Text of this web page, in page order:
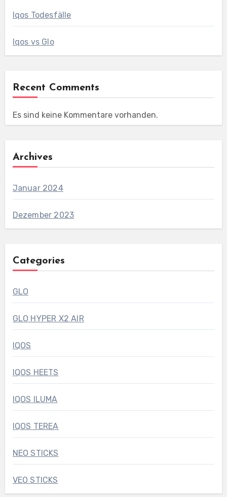
Iqos Todesfälle
Iqos vs Glo
Recent Comments
Es sind keine Kommentare vorhanden.
Archives
Januar 2024
Dezember 2023
Categories
GLO
GLO HYPER X2 AIR
IQOS
IQOS HEETS
IQOS ILUMA
IQOS TEREA
NEO STICKS
VEO STICKS